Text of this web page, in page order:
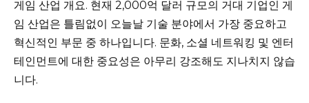
게임 산업 개요. 현재 2,000억 달러 규모의 거대 기업인 게
임 산업은 틀림없이 오늘날 기술 분야에서 가장 중요하고
혁신적인 부문 중 하나입니다. 문화, 소셜 네트워킹 및 엔터
테인먼트에 대한 중요성은 아무리 강조해도 지나치지 않습
니다.